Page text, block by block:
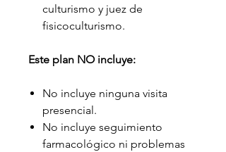
culturismo y juez de
fisicoculturismo.
Este plan NO incluye:
No incluye ninguna visita
presencial.
No incluye seguimiento
farmacológico ni problemas